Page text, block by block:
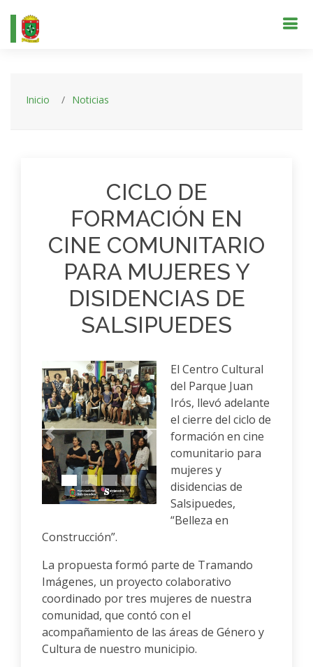
Inicio Noticias
CICLO DE
FORMACIÓN EN
CINE COMUNITARIO
PARA MUJERES Y
DISIDENCIAS DE
SALSIPUEDES
Anterior Siguiente
El Centro Cultural
del Parque Juan
Irós, llevó adelante
el cierre del ciclo de
formación en cine
comunitario para
mujeres y
disidencias de
Salsipuedes,
“Belleza en
Construcción”.
La propuesta formó parte de Tramando
Imágenes, un proyecto colaborativo
coordinado por tres mujeres de nuestra
comunidad, que contó con el
acompañamiento de las áreas de Género y
Cultura de nuestro municipio.